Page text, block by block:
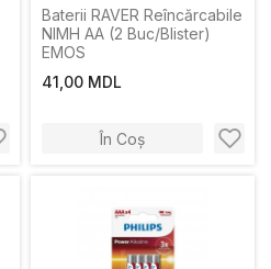
Baterii RAVER Reîncărcabile
NIMH AA (2 Buc/Blister)
EMOS
41,00 MDL
În Coș